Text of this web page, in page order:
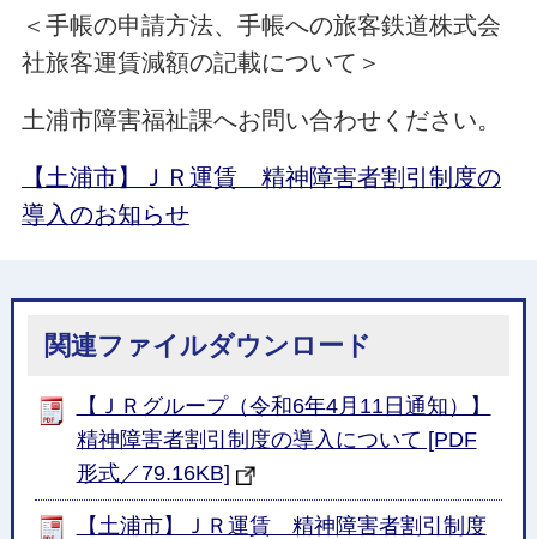
＜手帳の申請方法、手帳への旅客鉄道株式会
社旅客運賃減額の記載について＞
土浦市障害福祉課へお問い合わせください。
【土浦市】ＪＲ運賃 精神障害者割引制度の
導入のお知らせ
関連ファイルダウンロード
【ＪＲグループ（令和6年4月11日通知）】
精神障害者割引制度の導入について [PDF
形式／79.16KB]
【土浦市】ＪＲ運賃 精神障害者割引制度